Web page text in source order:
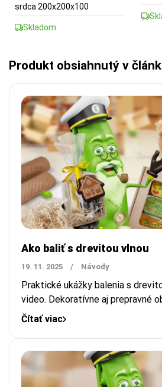
srdca 200x200x100
Skladom
Produkt obsiahnutý v
Ako baliť s drevitou vlnou
19. 11. 2025 / Návody
Praktické ukážky balenia s
video. Dekoratívne aj prepravné
Čítať viac